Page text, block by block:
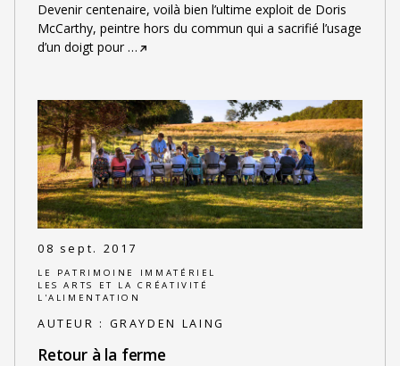
Devenir centenaire, voilà bien l’ultime exploit de Doris
McCarthy, peintre hors du commun qui a sacrifié l’usage
d’un doigt pour…
08 sept. 2017
LE PATRIMOINE IMMATÉRIEL
LES ARTS ET LA CRÉATIVITÉ
L'ALIMENTATION
AUTEUR : GRAYDEN LAING
Retour à la ferme